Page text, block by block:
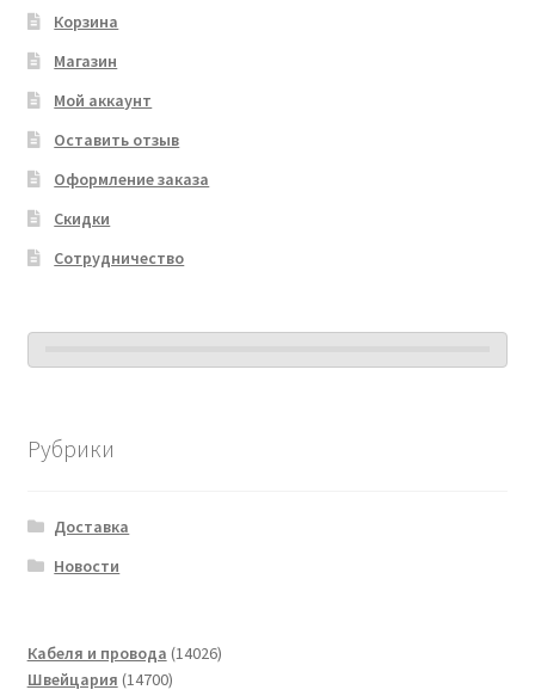
Корзина
Магазин
Мой аккаунт
Оставить отзыв
Оформление заказа
Скидки
Сотрудничество
Рубрики
Доставка
Новости
Кабеля и провода 1402614026
Швейцария 1470014700